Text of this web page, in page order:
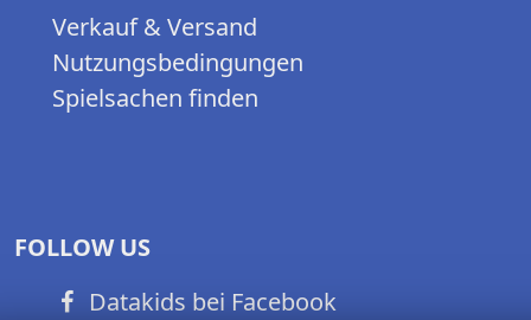
Verkauf & Versand
Nutzungsbedingungen
Spielsachen finden
FOLLOW US
Datakids bei Facebook